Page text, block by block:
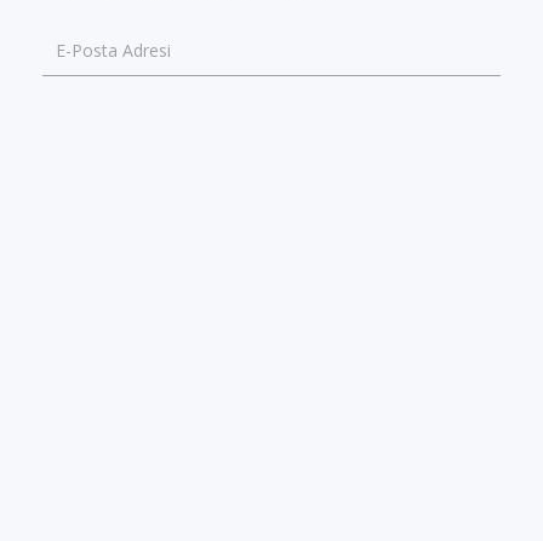
E-Posta Adresi